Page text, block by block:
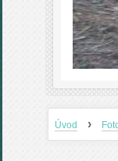
Úvod ›